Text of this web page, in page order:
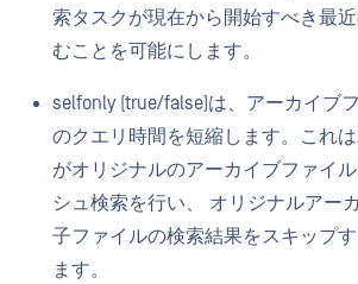
索タスクが現在から開始すべき最
むことを可能にします。
selfonly (true/false)は、アーカイブ
のクエリ時間を短縮します。これは
がオリジナルのアーカイブファイ
シュ検索を行い、 オリジナルアー
子ファイルの検索結果をスキップ
ます。